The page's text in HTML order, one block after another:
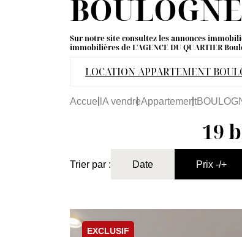
Sur notre site consultez les annonces
immobilières de L'AGENCE DU QUARTIER
LOCATION APPARTEMENT
Accueil A vendreAppartement
19
Trier par : Date Prix -/+
EXCLUSIF